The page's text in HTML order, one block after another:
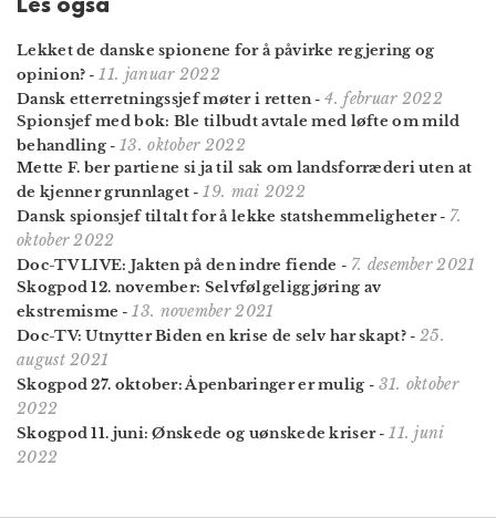
Les også
Lekket de danske spionene for å påvirke regjering og
opinion? -11. januar 2022
Dansk etterretningssjef møter i retten-4. februar 2022
Spionsjef med bok: Ble tilbudt avtale med løfte om mild
behandling - 13. oktober 2022
Mette F. ber partiene si ja til sak om lands­forræderi uten at
de kjenner grunnlaget -19. mai 2022
Dansk spionsjef tiltalt for å lekke statshemmeligheter- 7.
oktober 2022
Doc-TV LIVE: Jakten på den indre fiende - 7. desember 2021
Skogpod 12. november: Selvfølgelig­gjøring av
ekstremisme -13. november 2021
Doc-TV: Utnytter Biden en krise de selv har skapt? - 25.
august 2021
Skogpod 27. oktober: Åpenbaringer er mulig - 31. oktober
2022
Skogpod 11. juni: Ønskede og uønskede kriser-11. juni
2022